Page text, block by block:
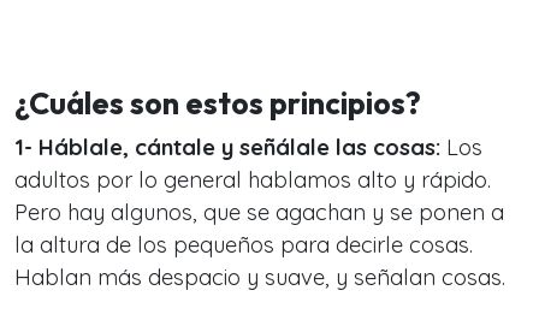
¿Cuáles son estos principios?
1- Háblale, cántale y señálale las cosas: Los
adultos por lo general hablamos alto y rápido.
Pero hay algunos, que se agachan y se ponen a
la altura de los pequeños para decirle cosas.
Hablan más despacio y suave, y señalan cosas.